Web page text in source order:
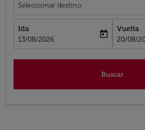
Seleccionar destino
Ida
fc-booking-departure-date-aria-label
13/08/2026
today
Vuelta
fc-
20/08/
Buscar